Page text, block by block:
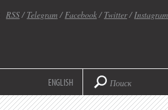
RSS/ Telegram/Facebook/ Twitter/Instagram
ENGLISH